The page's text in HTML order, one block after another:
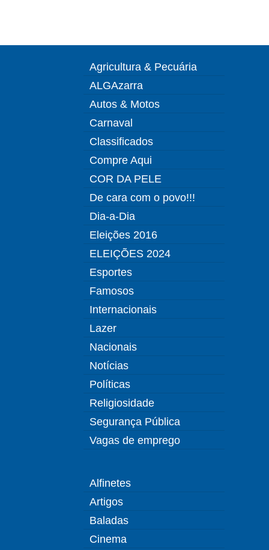
Agricultura & Pecuária
ALGAzarra
Autos & Motos
Carnaval
Classificados
Compre Aqui
COR DA PELE
De cara com o povo!!!
Dia-a-Dia
Eleições 2016
ELEIÇÕES 2024
Esportes
Famosos
Internacionais
Lazer
Nacionais
Notícias
Políticas
Religiosidade
Segurança Pública
Vagas de emprego
Alfinetes
Artigos
Baladas
Cinema